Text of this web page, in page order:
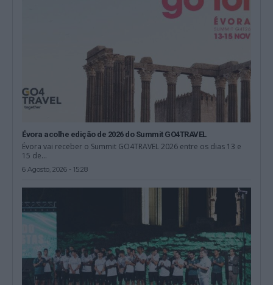
Évora acolhe edição de 2026 do Summit GO4TRAVEL
Évora vai receber o Summit GO4TRAVEL 2026 entre os dias 13 e
15 de...
6 Agosto, 2026 - 15:28